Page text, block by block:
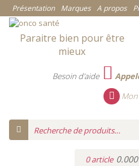
Présentation Marques A propos
Paraitre bien pour être
mieux
Besoin d'aide
0 article